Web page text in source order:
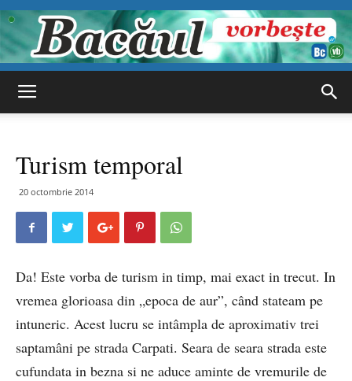
Turism temporal
20 octombrie 2014
Da! Este vorba de turism in timp, mai exact in trecut. In
vremea glorioasa din „epoca de aur”, când stateam pe
intuneric. Acest lucru se intâmpla de aproximativ trei
saptamâni pe strada Carpati. Seara de seara strada este
cufundata in bezna si ne aduce aminte de vremurile de